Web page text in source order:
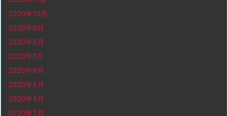
2020年10月
2020年9月
2020年8月
2020年7月
2020年6月
2020年5月
2020年4月
2020年3月